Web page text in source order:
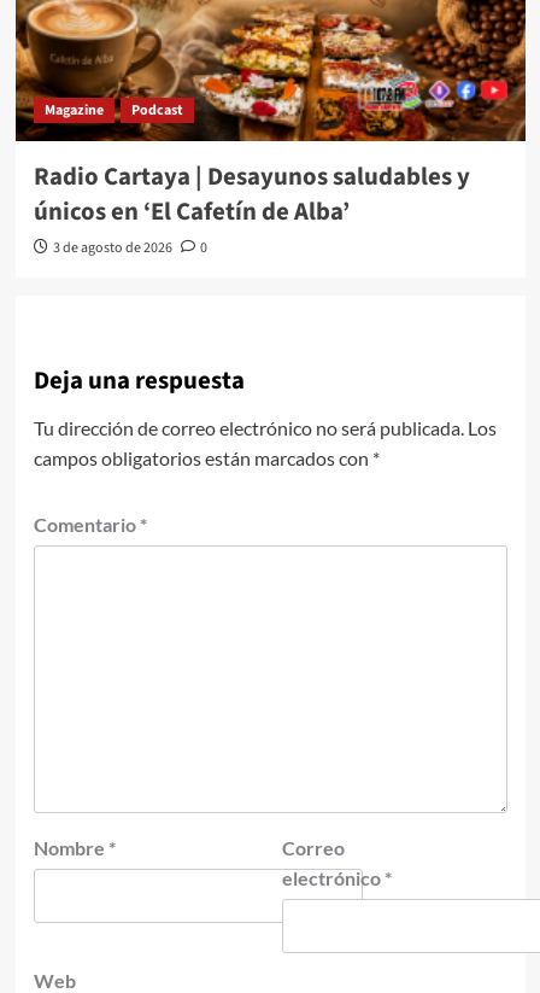
Magazine Podcast
Radio Cartaya | Desayunos saludables y
únicos en ‘El Cafetín de Alba’
3 de agosto de 2026 0
Deja una respuesta
Tu dirección de correo electrónico no será publicada. Los
campos obligatorios están marcados con *
Comentario *
Nombre *
Correo
electrónico *
Web